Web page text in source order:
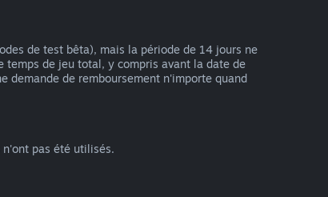
de test bêta), mais la période de 14 jours ne
temps de jeu total, y compris avant la date de
demande de remboursement n'importe quand
n'ont pas été utilisés.